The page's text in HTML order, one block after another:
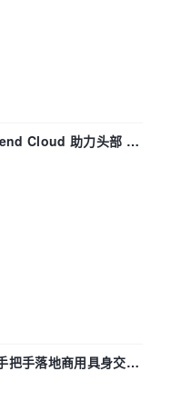
Cloud 助力头部 AI
手落地商用具身交互